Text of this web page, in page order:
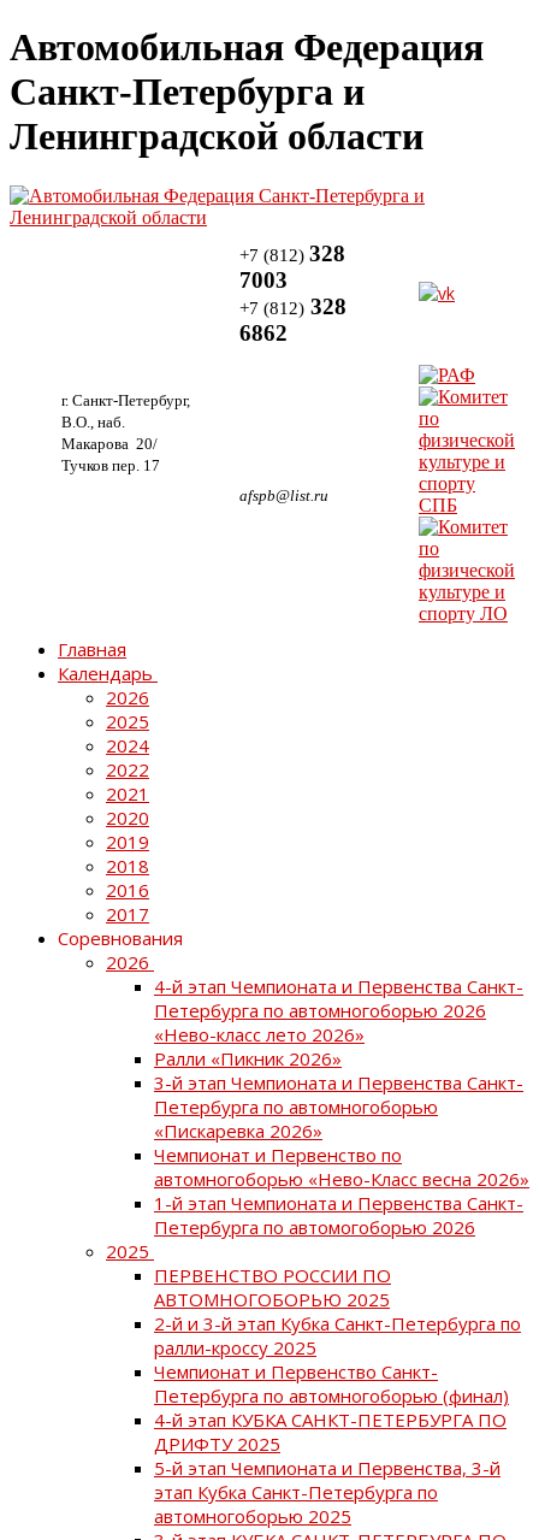
Автомобильная Федерация
Санкт-Петербурга и
Ленинградской области
г. Санкт-Петербург,
В.О., наб.
Макарова 20/
Тучков пер. 17
+7 (812) 328
7003
+7 (812) 328
6862
afspb@list.ru
Главная
Календарь
2026
2025
2024
2022
2021
2020
2019
2018
2016
2017
Соревнования
2026
4-й этап Чемпионата и Первенства Санкт-
Петербурга по автомногоборью 2026
«Нево-класс лето 2026»
Ралли «Пикник 2026»
3-й этап Чемпионата и Первенства Санкт-
Петербурга по автомногоборью
«Пискаревка 2026»
Чемпионат и Первенство по
автомногоборью «Нево-Класс весна 2026»
1-й этап Чемпионата и Первенства Санкт-
Петербурга по автомогоборью 2026
2025
ПЕРВЕНСТВО РОССИИ ПО
АВТОМНОГОБОРЬЮ 2025
2-й и 3-й этап Кубка Санкт-Петербурга по
ралли-кроссу 2025
Чемпионат и Первенство Санкт-
Петербурга по автомногоборью (финал)
4-й этап КУБКА САНКТ-ПЕТЕРБУРГА ПО
ДРИФТУ 2025
5-й этап Чемпионата и Первенства, 3-й
этап Кубка Санкт-Петербурга по
автомногоборью 2025